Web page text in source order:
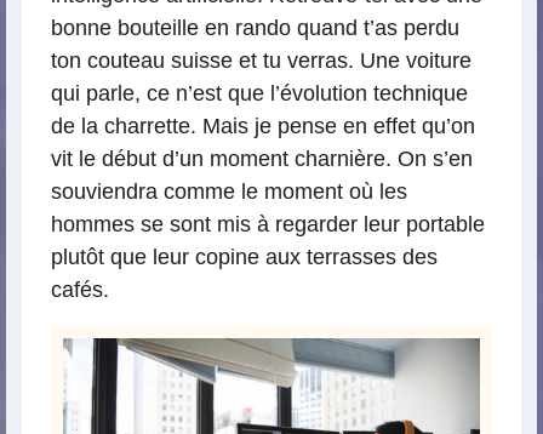
bonne bouteille en rando quand t’as perdu
ton couteau suisse et tu verras. Une voiture
qui parle, ce n’est que l’évolution technique
de la charrette. Mais je pense en effet qu’on
vit le début d’un moment charnière. On s’en
souviendra comme le moment où les
hommes se sont mis à regarder leur portable
plutôt que leur copine aux terrasses des
cafés.